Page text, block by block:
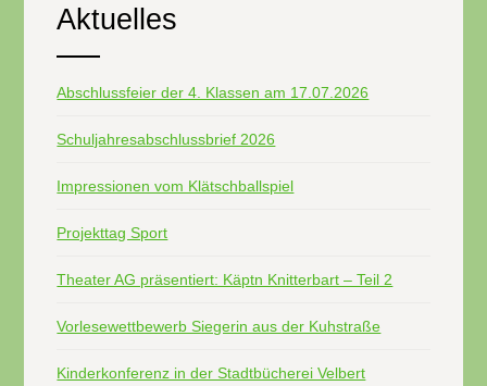
Aktuelles
Abschlussfeier der 4. Klassen am 17.07.2026
Schuljahresabschlussbrief 2026
Impressionen vom Klätschballspiel
Projekttag Sport
Theater AG präsentiert: Käptn Knitterbart – Teil 2
Vorlesewettbewerb Siegerin aus der Kuhstraße
Kinderkonferenz in der Stadtbücherei Velbert